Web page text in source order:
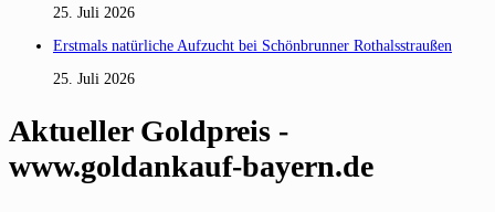
25. Juli 2026
Erstmals natürliche Aufzucht bei Schönbrunner Rothalsstraußen
25. Juli 2026
Aktueller Goldpreis -
www.goldankauf-bayern.de